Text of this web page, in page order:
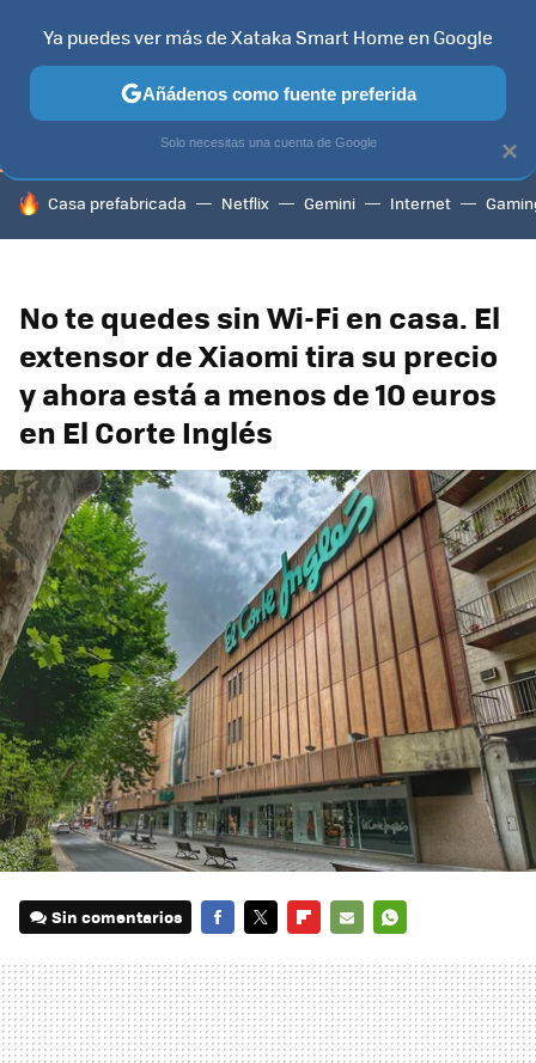
TELEVISORES CONTENIDOS SMART TV SELECCIÓN
HOY SE HABLA DE
Casa prefabricada Netflix Gemini Internet
No te quedes sin Wi-Fi en casa. El
extensor de Xiaomi tira su precio
y ahora está a menos de 10 euros
en El Corte Inglés
Sin comentarios
MAIL
×
Ya puedes ver más de Xataka Smart Home en Google
Añádenos como fuente preferida
Solo necesitas una cuenta de Google